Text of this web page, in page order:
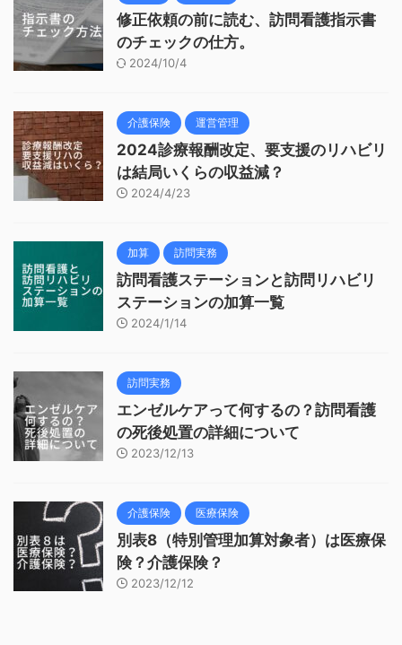
修正依頼の前に読む、訪問看護指示書
のチェックの仕方。
2024/10/4
介護保険 運営管理
2024診療報酬改定、要支援のリハビリ
は結局いくらの収益減？
2024/4/23
加算 訪問実務
訪問看護ステーションと訪問リハビリ
ステーションの加算一覧
2024/1/14
訪問実務
エンゼルケアって何するの？訪問看護
の死後処置の詳細について
2023/12/13
介護保険 医療保険
別表8（特別管理加算対象者）は医療保
険？介護保険？
2023/12/12